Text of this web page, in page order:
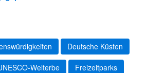
Deutsche Küsten
Welterbe Freizeitparks